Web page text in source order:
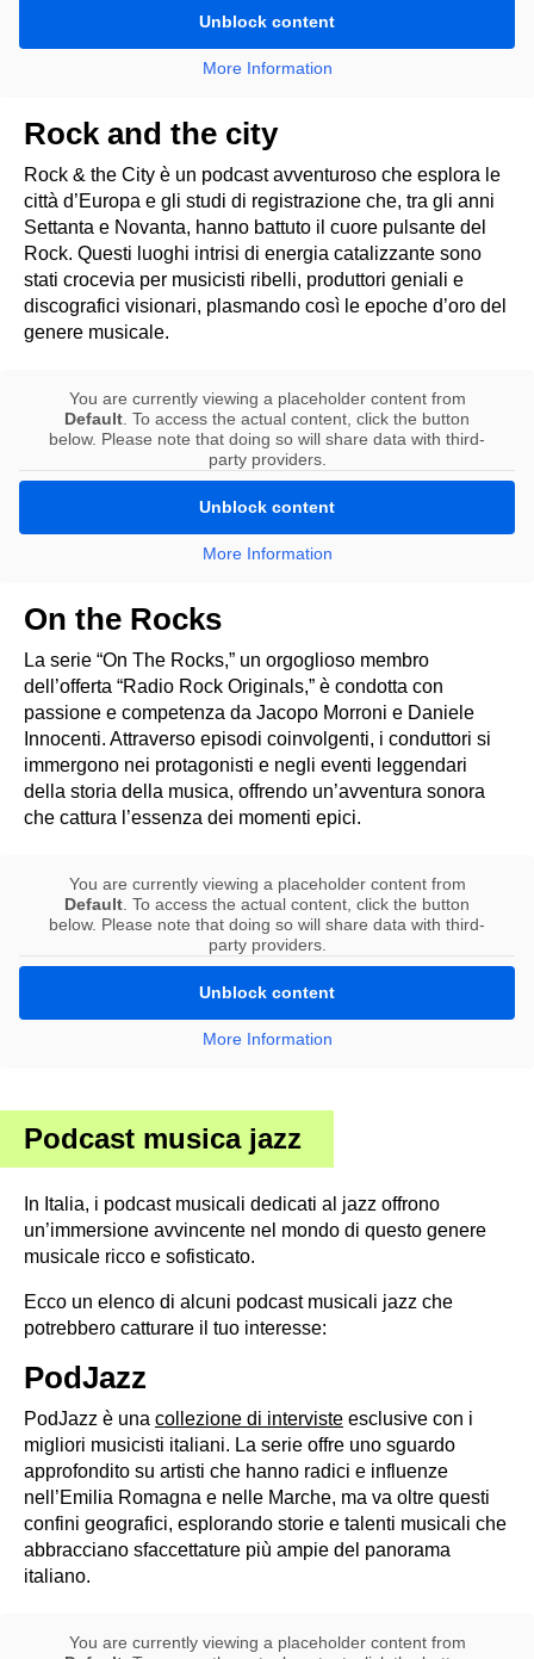
Unblock content
More Information
Rock and the city
Rock & the City è un podcast avventuroso che esplora le
città d’Europa e gli studi di registrazione che, tra gli anni
Settanta e Novanta, hanno battuto il cuore pulsante del
Rock. Questi luoghi intrisi di energia catalizzante sono
stati crocevia per musicisti ribelli, produttori geniali e
discografici visionari, plasmando così le epoche d’oro del
genere musicale.
You are currently viewing a placeholder content from
Default . To access the actual content, click the button
below. Please note that doing so will share data with third-
party providers.
Unblock content
More Information
On the Rocks
La serie “On The Rocks,” un orgoglioso membro
dell’offerta “Radio Rock Originals,” è condotta con
passione e competenza da Jacopo Morroni e Daniele
Innocenti. Attraverso episodi coinvolgenti, i conduttori si
immergono nei protagonisti e negli eventi leggendari
della storia della musica, offrendo un’avventura sonora
che cattura l’essenza dei momenti epici.
You are currently viewing a placeholder content from
Default . To access the actual content, click the button
below. Please note that doing so will share data with third-
party providers.
Unblock content
More Information
Podcast musica jazz
In Italia, i podcast musicali dedicati al jazz offrono
un’immersione avvincente nel mondo di questo genere
musicale ricco e sofisticato.
Ecco un elenco di alcuni podcast musicali jazz che
potrebbero catturare il tuo interesse:
PodJazz
PodJazz è una collezione di interviste esclusive con i
migliori musicisti italiani. La serie offre uno sguardo
approfondito su artisti che hanno radici e influenze
nell’Emilia Romagna e nelle Marche, ma va oltre questi
confini geografici, esplorando storie e talenti musicali che
abbracciano sfaccettature più ampie del panorama
italiano.
You are currently viewing a placeholder content from